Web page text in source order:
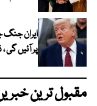
ایران
پر آئیں گی
مقبول ترین